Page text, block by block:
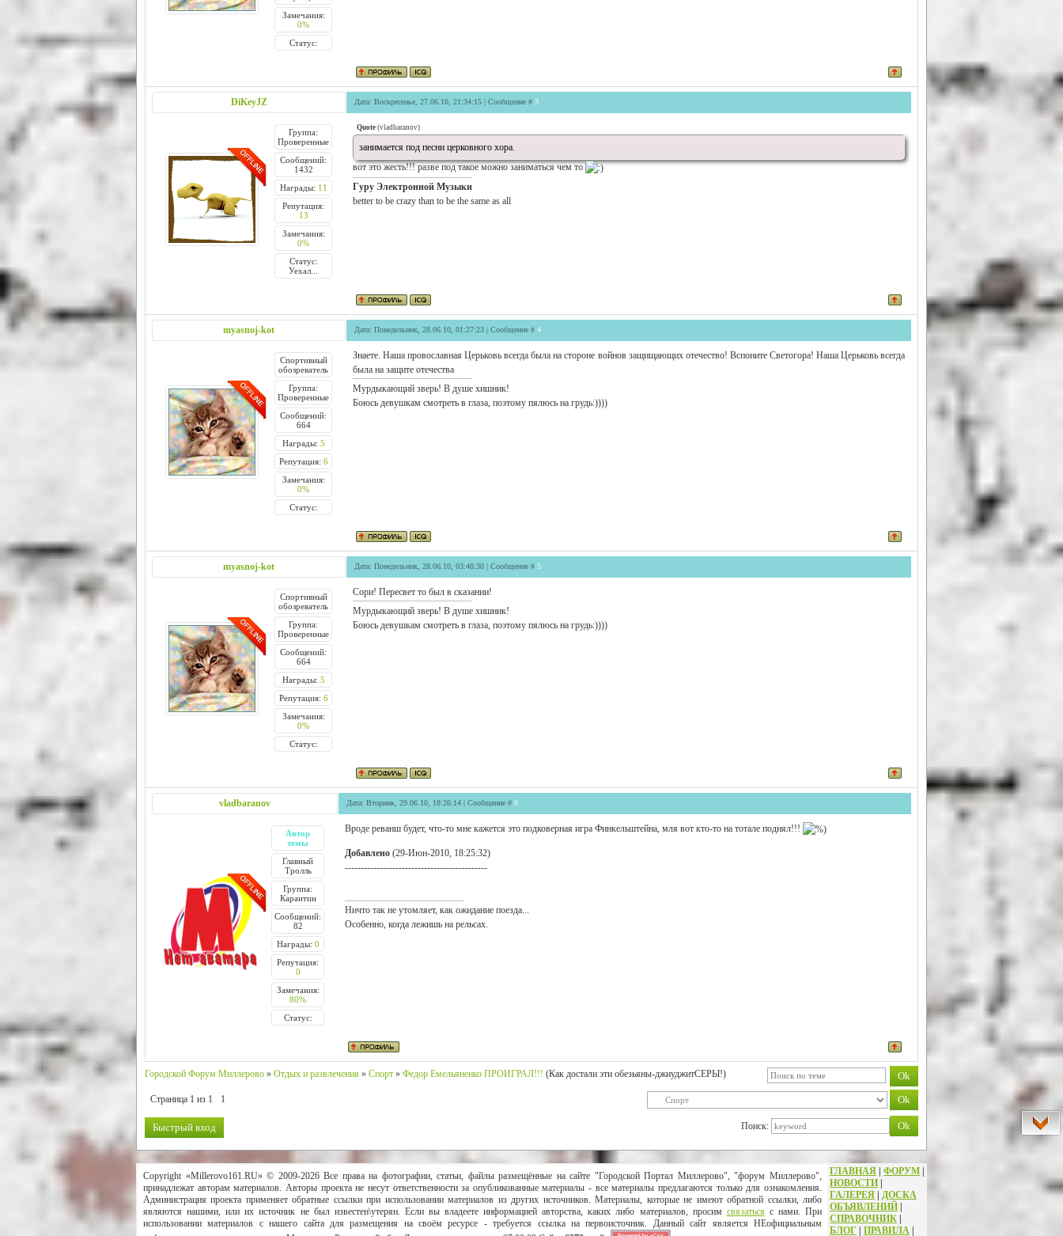
Замечания:
0%
Статус:
DiKeyJZ Дата: Воскресенье, 27.06.10, 21:34:15 | Сообщение # 3
Группа:
Проверенные
Сообщений:
1432
Награды: 11
Репутация:
13
Замечания:
0%
Статус:
Уехал...
Quote (vladbaranov)
занимается под песни церковного хора.
вот это жесть!!! разве под такое можно заниматься чем то
Гуру Электронной Музыки
better to be crazy than to be the same as all
myasnoj-kot Дата: Понедельник, 28.06.10, 01:27:23 | Сообщение # 4
Спортивный
обозреватель
Группа:
Проверенные
Сообщений:
664
Награды: 5
Репутация: 6
Замечания:
0%
Статус:
Знаете. Наша провославная Церьковь всегда была на стороне войнов защищающих отечество! Вспоните Светогора! Наша Церьковь всегда
была на защите отечества
Мурдыкающий зверь! В душе хишник!
Боюсь девушкам смотреть в глаза, поэтому пялюсь на грудь:))))
myasnoj-kot Дата: Понедельник, 28.06.10, 03:48:30 | Сообщение # 5
Спортивный
обозреватель
Группа:
Проверенные
Сообщений:
664
Награды: 5
Репутация: 6
Замечания:
0%
Статус:
Сори! Пересвет то был в сказании!
Мурдыкающий зверь! В душе хишник!
Боюсь девушкам смотреть в глаза, поэтому пялюсь на грудь:))))
vladbaranov Дата: Вторник, 29.06.10, 18:26:14 | Сообщение # 6
Автор
темы
Главный
Тролль
Группа:
Карантин
Сообщений:
82
Награды: 0
Репутация:
0
Замечания:
80%
Статус:
Вроде реванш будет, что-то мне кажется это подковерная игра Финкельштейна, мля вот кто-то на тотале поднял!!!
Добавлено (29-Июн-2010, 18:25:32)
---------------------------------------------
Ничто так не утомляет, как ожидание поезда...
Особенно, когда лежишь на рельсах.
Городской Форум Миллерово » Отдых и развлечения » Спорт » Федор Емельяненко ПРОИГРАЛ!!! (Как достали эти обезьяны-джиуджитСЕРЫ!)
Страница 1 из 1 1
Поиск:
Copyright «Millerovo161.RU» © 2009-2026 Все права на фотографии, статьи, файлы размещённые на сайте "Городской Портал Миллерово", "форум Миллерово",
принадлежат авторам материалов. Авторы проекта не несут ответственности за опубликованные материалы - все материалы предлагаются только для ознакомления.
Администрация проекта применяет обратные ссылки при использовании материалов из других источников. Материалы, которые не имеют обратной ссылки, либо
являются нашими, или их источник не был известен\утерян. Если вы владеете информацией авторства, каких либо материалов, просим связатьсяс нами. При
использовании материалов с нашего сайта для размещения на своём ресурсе - требуется ссылка на первоисточник. Данный сайт является НЕофициальным
ГЛАВНАЯ ФОРУМ
НОВОСТИ
ГАЛЕРЕЯ
ДОСКА
ОБЪЯВЛЕНИЙ
СПРАВОЧНИК
БЛОГ
ПРАВИЛА